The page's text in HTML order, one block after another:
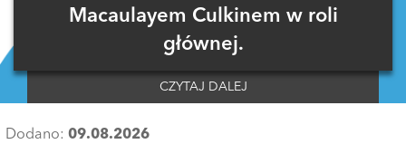
Macaulayem Culkinem w roli
głównej.
CZYTAJ DALEJ
Dodano: 09.08.2026